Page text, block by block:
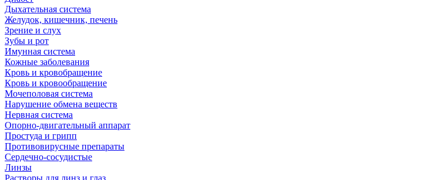
Дыхательная система
Желудок, кишечник, печень
Зрение и слух
Зубы и рот
Имунная система
Кожные заболевания
Кровь и кровобращение
Кровь и кровообращение
Мочеполовая система
Нарушение обмена веществ
Нервная система
Опорно-двигательный аппарат
Простуда и грипп
Противовирусные препараты
Сердечно-сосудистые
Линзы
Растворы для линз и глаз